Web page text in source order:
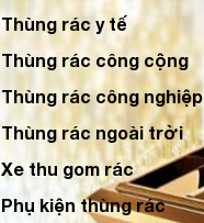
Thùng rác y tế
Thùng rác công cộng
Thùng rác công nghiệp
Thùng rác ngoài trời
Xe thu gom rác
Phụ kiện thùng rác
Xem chi tiết